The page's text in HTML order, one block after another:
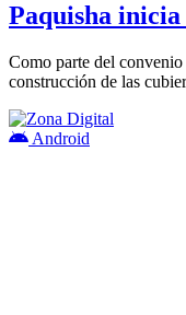
Paquisha
Como parte del
construcción de las
Android